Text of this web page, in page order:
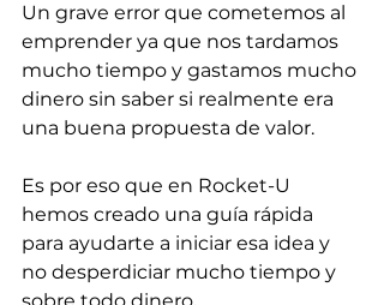
Un grave error que cometemos al
emprender ya que nos tardamos
mucho tiempo y gastamos mucho
dinero sin saber si realmente era
una buena propuesta de valor.
Es por eso que en Rocket-U
hemos creado una guía rápida
para ayudarte a iniciar esa idea y
no desperdiciar mucho tiempo y